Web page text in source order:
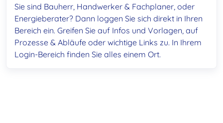
Sie sind Bauherr, Handwerker & Fachplaner, oder
Energieberater? Dann loggen Sie sich direkt in Ihren
Bereich ein. Greifen Sie auf Infos und Vorlagen, auf
Prozesse & Abläufe oder wichtige Links zu. In Ihrem
Login-Bereich finden Sie alles einem Ort.